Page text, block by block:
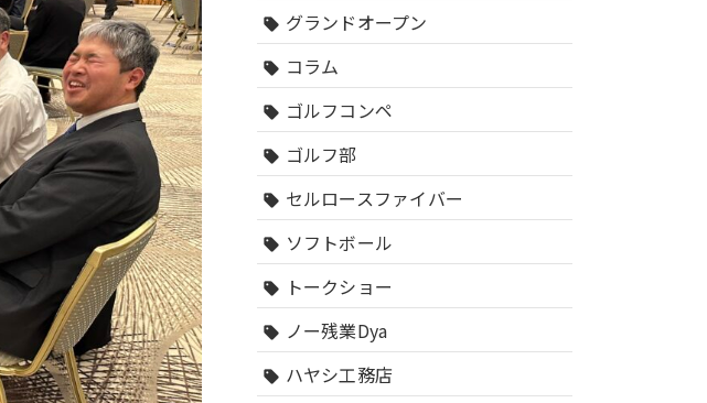
sell グランドオープン
sell コラム
sell ゴルフコンペ
sell ゴルフ部
sell セルロースファイバー
sell ソフトボール
sell トークショー
sell ノー残業Dya
sell ハヤシ工務店